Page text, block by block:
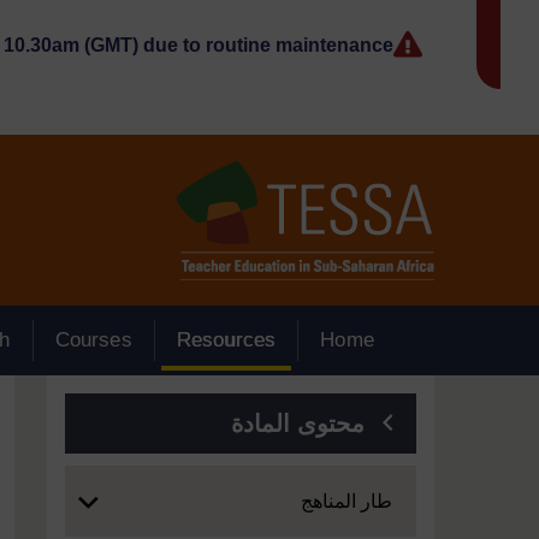
(GMT) due to routine maintenance.
Home
Resources
Courses
الكتل
محتوى المادة
Expand
طار المناهج